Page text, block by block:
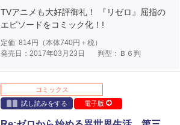
TVアニメも大好評御礼！ 『リゼロ』屈指の
エピソードをコミック化！!
定価 814円（本体740円＋税）
発売日：2017年03月23日
判型：Ｂ６判
コミックス
試し読みをする
電子版